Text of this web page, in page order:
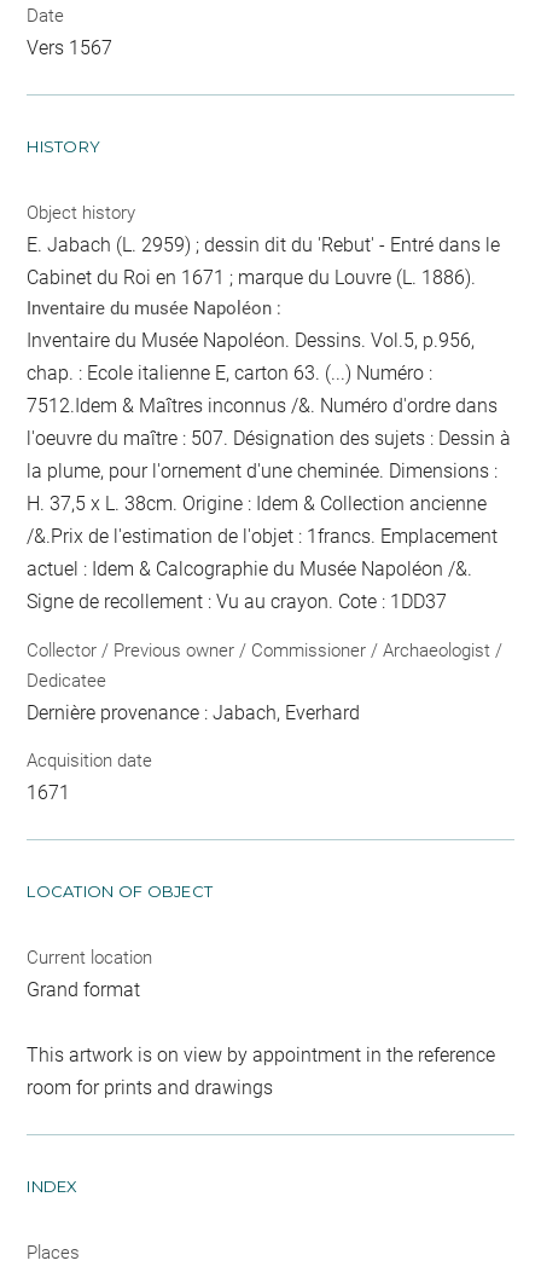
Date
Vers 1567
HISTORY
Object history
E. Jabach (L. 2959) ; dessin dit du 'Rebut' - Entré dans le
Cabinet du Roi en 1671 ; marque du Louvre (L. 1886).
Inventaire du musée Napoléon :
Inventaire du Musée Napoléon. Dessins. Vol.5, p.956,
chap. : Ecole italienne E, carton 63. (...) Numéro :
7512.Idem & Maîtres inconnus /&. Numéro d'ordre dans
l'oeuvre du maître : 507. Désignation des sujets : Dessin à
la plume, pour l'ornement d'une cheminée. Dimensions :
H. 37,5 x L. 38cm. Origine : Idem & Collection ancienne
/&.Prix de l'estimation de l'objet : 1francs. Emplacement
actuel : Idem & Calcographie du Musée Napoléon /&.
Signe de recollement :Vu au crayon. Cote : 1DD37
Collector / Previous owner / Commissioner / Archaeologist /
Dedicatee
Dernière provenance : Jabach, Everhard
Acquisition date
1671
LOCATION OF OBJECT
Current location
Grand format
This artwork is on view by appointment in the reference
room for prints and drawings
INDEX
Places